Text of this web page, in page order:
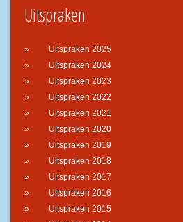
Uitspraken
Uitspraken 2025
Uitspraken 2024
Uitspraken 2023
Uitspraken 2022
Uitspraken 2021
Uitspraken 2020
Uitspraken 2019
Uitspraken 2018
Uitspraken 2017
Uitspraken 2016
Uitspraken 2015